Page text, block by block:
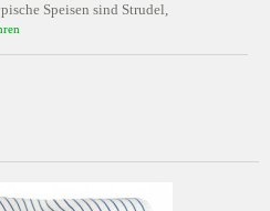
Speisen sind Strudel,